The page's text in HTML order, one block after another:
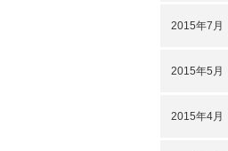
2015年7月
2015年5月
2015年4月